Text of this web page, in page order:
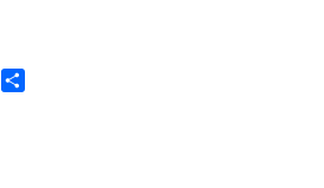
Yahoo